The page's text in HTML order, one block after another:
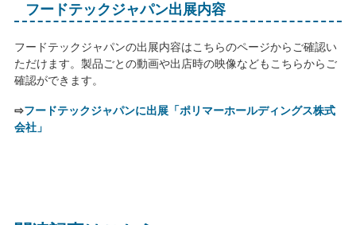
フードテックジャパン出展内容
フードテックジャパンの出展内容はこちらのページからご確認い
ただけます。製品ごとの動画や出店時の映像などもこちらからご
確認ができます。
⇨フードテックジャパンに出展「ポリマーホールディングス株式
会社」